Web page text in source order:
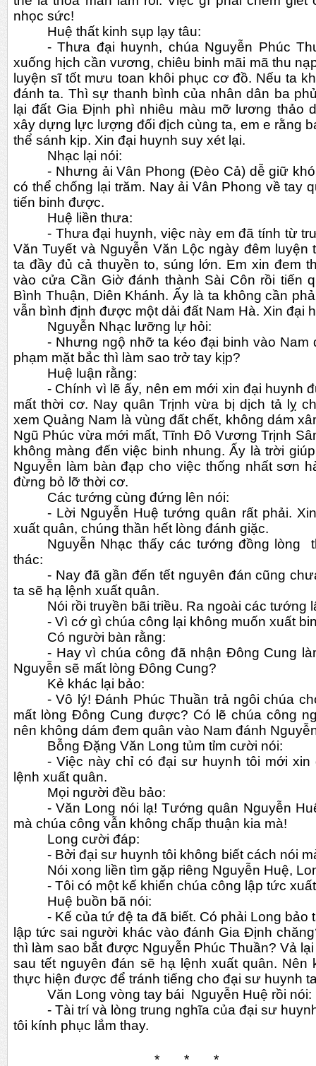
nhọc sức!
Huệ thất kinh sụp lạy tâu:
- Thưa đại huynh, chúa Nguyễn Phúc
xuống hịch cần vương, chiêu binh mãi mã thu
luyện sĩ tốt mưu toan khôi phục cơ đồ. Nếu ta
đánh ta. Thì sự thanh bình của nhân dân ba
lại đất Gia Định phì nhiêu màu mỡ lương thảo
xây dựng lực lượng đối địch cùng ta, em e rằng
thể sánh kịp. Xin đại huynh suy xét lại.
Nhạc lại nói:
- Nhưng ải Vân Phong (Đèo Cả) dễ giữ
có thể chống lại trăm. Nay ải Vân Phong về tay
tiến binh được.
Huệ liền thưa:
- Thưa đại huynh, việc này em đã tính từ
Văn Tuyết và Nguyễn Văn Lộc ngày đêm luyện
ta đầy đủ cả thuyền to, súng lớn. Em xin đem
vào cửa Cần Giờ đánh thành Sài Côn rồi tiến
Bình Thuận, Diên Khánh. Ấy là ta không cần
Nguyễn Nhạc lưỡng lự hỏi:
- Nhưng ngộ nhỡ ta kéo đại binh vào Nam
phạm mặt bắc thì làm sao trở tay kịp?
Huệ luận rằng:
- Chính vì lẽ ấy, nên em mới xin đại huynh
mất thời cơ. Nay quân Trịnh vừa bị dịch tả lỵ
xem Quảng Nam là vùng đất chết, không dám
Ngũ Phúc vừa mới mất, Tĩnh Đô Vương Trịnh
không màng đến việc binh nhung. Ấy là trời
Nguyễn làm bàn đạp cho việc thống nhất sơn
đừng bỏ lỡ thời cơ.
Các tướng cùng đứng lên nói:
- Lời Nguyễn Huệ tướng quân rất phải.
xuất quân, chúng thần hết lòng đánh giặc.
Nguyễn Nhạc thấy các tướng đồng lòng
thác:
- Nay đã gần đến tết nguyên đán cũng
ta sẽ hạ lệnh xuất quân.
Nói rồi truyền bãi triều. Ra ngoài các tướng
- Vì cớ gì chúa công lại không muốn xuất
Có người bàn rằng:
- Hay vì chúa công đã nhận Đông Cung
Nguyễn sẽ mất lòng Đông Cung?
Kẻ khác lại bảo:
- Vô lý! Đánh Phúc Thuần trả ngôi chúa
mất lòng Đông Cung được? Có lẽ chúa công
nên không dám đem quân vào Nam đánh
Bỗng Đặng Văn Long tủm tỉm cười nói:
- Việc này chỉ có đại sư huynh tôi mới
lệnh xuất quân.
Mọi người đều bảo:
- Văn Long nói lạ! Tướng quân Nguyễn
mà chúa công vẫn không chấp thuận kia mà!
Long cười đáp:
- Bởi đại sư huynh tôi không biết cách nói
Nói xong liền tìm gặp riêng Nguyễn Huệ,
- Tôi có một kế khiến chúa công lập tức
Huệ buồn bã nói:
- Kế của tứ đệ ta đã biết. Có phải Long bảo
lập tức sai người khác vào đánh Gia Định
thì làm sao bắt được Nguyễn Phúc Thuần? Vả
sau tết nguyên đán sẽ hạ lệnh xuất quân. Nên
thực hiện được để tránh tiếng cho đại sư huynh
Văn Long vòng tay bái  Nguyễn Huệ rồi nói:
- Tài trí và lòng trung nghĩa của đại sư
tôi kính phục lắm thay.
*       *       *